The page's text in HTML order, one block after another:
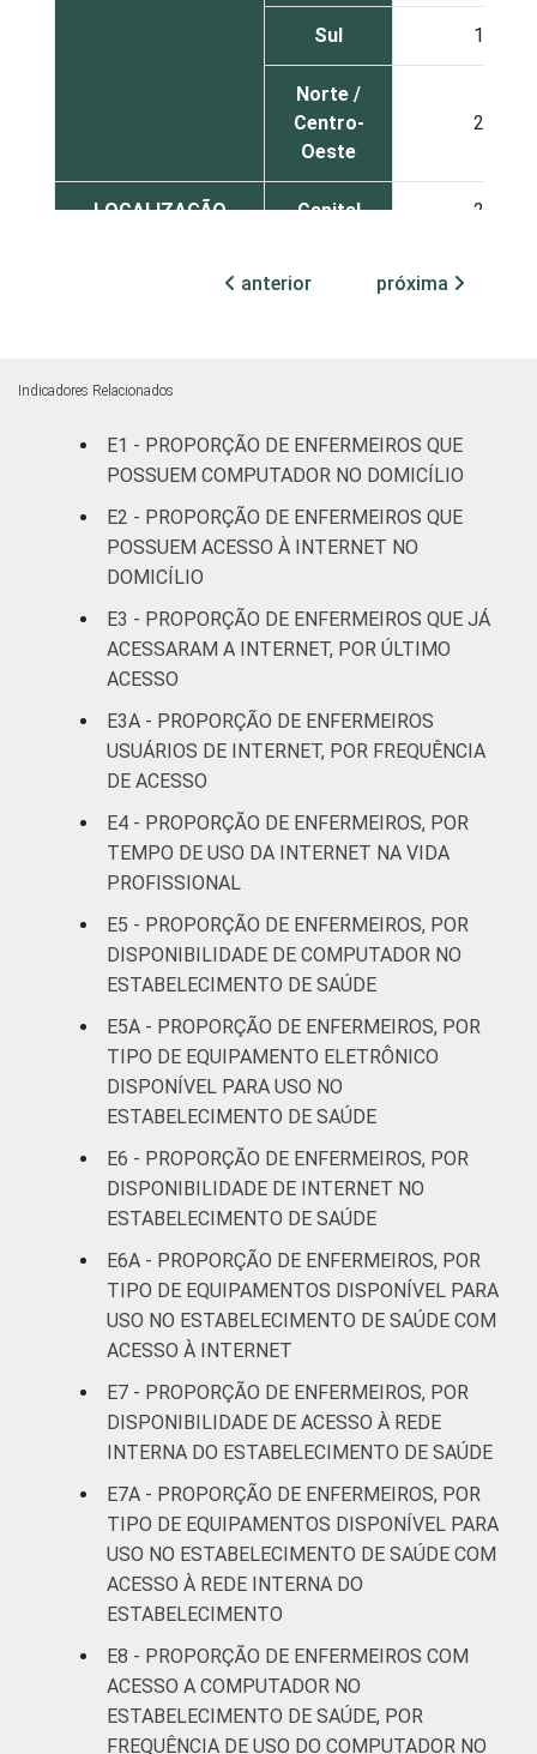
Sul 18
Norte /
Centro-
Oeste
25
LOCALIZAÇÃO Capital 27
Internação
(até 50
Com
(mais de
50 leitos)
18
anos
anos
Essa tabela foi corrigida em maio de 2015.
https://cetic.br/noticia/cetic-br-informa-
correcao-dos-resultados-da-pesquisa-tic-
saude-2013/
1Base: 1940 enfermeiros com acesso a
computador no estabelecimento de saúde.
Respostas estimuladas. Cada item
apresentado se refere apenas aos
resultados da alternativa "sim". Dados
coletados entre fevereiro de 2013 e agosto
de 2013.
Fonte: NIC.br - fev 2013 / ago 2013
anterior próxima
Indicadores Relacionados
E1 - PROPORÇÃO DE ENFERMEIROS QUE
POSSUEM COMPUTADOR NO DOMICÍLIO
E2 - PROPORÇÃO DE ENFERMEIROS QUE
POSSUEM ACESSO À INTERNET NO
DOMICÍLIO
E3 - PROPORÇÃO DE ENFERMEIROS QUE JÁ
ACESSARAM A INTERNET, POR ÚLTIMO
ACESSO
E3A - PROPORÇÃO DE ENFERMEIROS
USUÁRIOS DE INTERNET, POR FREQUÊNCIA
DE ACESSO
E4 - PROPORÇÃO DE ENFERMEIROS, POR
TEMPO DE USO DA INTERNET NA VIDA
PROFISSIONAL
E5 - PROPORÇÃO DE ENFERMEIROS, POR
DISPONIBILIDADE DE COMPUTADOR NO
ESTABELECIMENTO DE SAÚDE
E5A - PROPORÇÃO DE ENFERMEIROS, POR
TIPO DE EQUIPAMENTO ELETRÔNICO
DISPONÍVEL PARA USO NO
ESTABELECIMENTO DE SAÚDE
E6 - PROPORÇÃO DE ENFERMEIROS, POR
DISPONIBILIDADE DE INTERNET NO
ESTABELECIMENTO DE SAÚDE
E6A - PROPORÇÃO DE ENFERMEIROS, POR
TIPO DE EQUIPAMENTOS DISPONÍVEL PARA
USO NO ESTABELECIMENTO DE SAÚDE COM
ACESSO À INTERNET
E7 - PROPORÇÃO DE ENFERMEIROS, POR
DISPONIBILIDADE DE ACESSO À REDE
INTERNA DO ESTABELECIMENTO DE SAÚDE
E7A - PROPORÇÃO DE ENFERMEIROS, POR
TIPO DE EQUIPAMENTOS DISPONÍVEL PARA
USO NO ESTABELECIMENTO DE SAÚDE COM
ACESSO À REDE INTERNA DO
ESTABELECIMENTO
E8 - PROPORÇÃO DE ENFERMEIROS COM
ACESSO A COMPUTADOR NO
ESTABELECIMENTO DE SAÚDE, POR
FREQUÊNCIA DE USO DO COMPUTADOR NO